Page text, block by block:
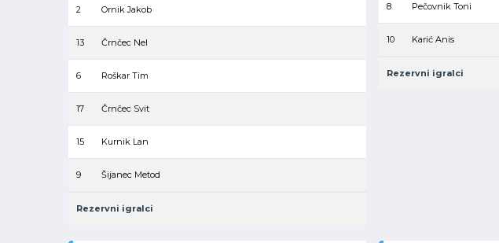
2 Ornik Jakob
13 Črnčec Nel
6 Roškar Tim
17 Črnčec Svit
15 Kurnik Lan
9 Šijanec Metod
Rezervni igralci
8 Pečovnik Toni
10 Karić Anis
Rezervni igralci